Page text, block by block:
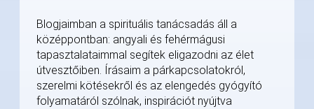
Blogjaimban a spirituális tanácsadás áll a
középpontban: angyali és fehérmágusi
tapasztalataimmal segítek eligazodni az élet
útvesztőiben. Írásaim a párkapcsolatokról,
szerelmi kötésekről és az elengedés gyógyító
folyamatáról szólnak, inspirációt nyújtva